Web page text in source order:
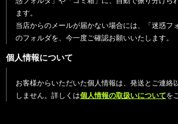
ます。
当店からのメールが届かない場合には、「迷惑フ
のフォルダを、今一度ご確認お願いいたします。
個人情報について
お客様からいただいた個人情報は、発送とご連絡
しません。詳しくは個人情報の取扱いについてを